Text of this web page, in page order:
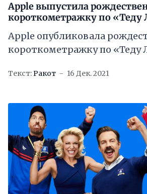
Apple выпустила
короткометражку по «Теду
Apple опубликовала
короткометражку по «Теду
Текст:Ракот 16 Дек. 2021